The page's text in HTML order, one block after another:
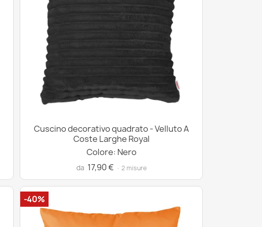
Cuscino decorativo quadrato - Velluto A
Coste Larghe Royal
Colore: Nero
da 17,90 € · 2 misure
-40%